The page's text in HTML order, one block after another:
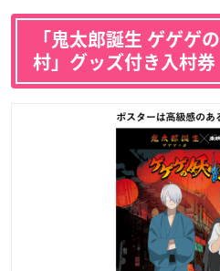
「鬼太郎誕生 ゲゲゲ
村」グッズ付き入村券